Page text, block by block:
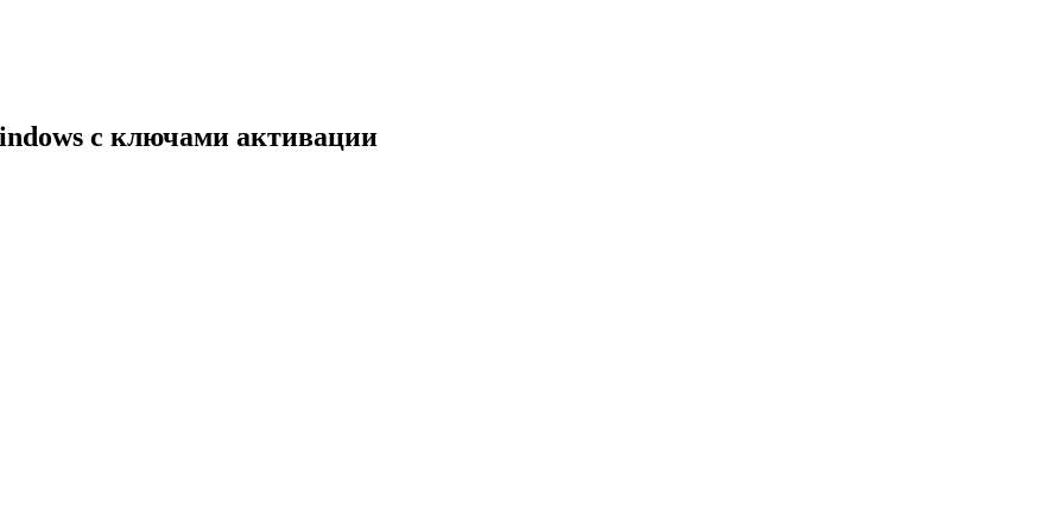
с ключами активации